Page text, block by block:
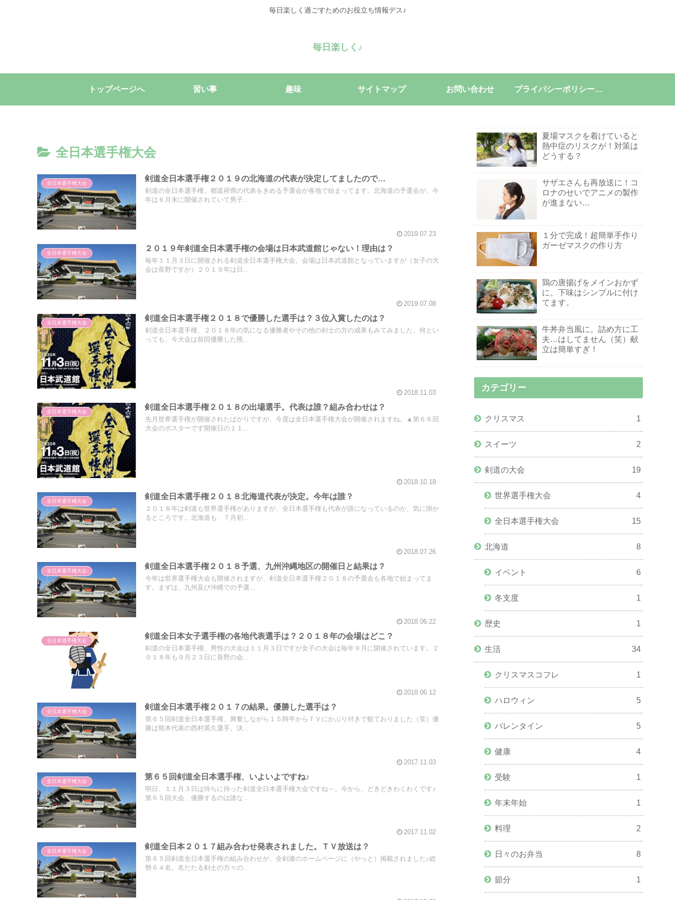
毎日楽しく過ごすためのお役立ち情報デス♪
毎日楽しく♪
トップページへ 習い事 趣味 サイトマップ お問い合わせ プライバシーポリシー及び運営者情報
全日本選手権大会
全日本選手権大会
剣道全日本選手権２０１９の北海道の代表が決定してましたので…
剣道の全日本選手権、都道府県の代表をきめる予選会が各地で始まってます。北海道の予選会が、今
年は６月末に開催されていて男子...
2019.07.23
全日本選手権大会
２０１９年剣道全日本選手権の会場は日本武道館じゃない！理由は？
毎年１１月３日に開催される剣道全日本選手権大会。会場は日本武道館となっていますが（女子の大
会は長野ですが）２０１９年は日...
2019.07.08
全日本選手権大会
剣道全日本選手権２０１８で優勝した選手は？３位入賞したのは？
剣道全日本選手権、２０１８年の気になる優勝者やその他の剣士の方の成果もみてみました。何とい
っても、今大会は前回優勝した熊...
2018.11.03
全日本選手権大会
剣道全日本選手権２０１８の出場選手。代表は誰？組み合わせは？
先月世界選手権が開催されたばかりですが、今度は全日本選手権大会が開催されますね。▲第６６回
大会のポスターです開催日の１１...
2018.10.18
全日本選手権大会
剣道全日本選手権２０１８北海道代表が決定。今年は誰？
２０１８年は剣道も世界選手権がありますが、全日本選手権も代表が誰になっているのか、気に掛か
るところです。北海道も、７月初...
2018.07.26
全日本選手権大会
剣道全日本選手権２０１８予選、九州沖縄地区の開催日と結果は？
今年は世界選手権大会も開催されますが、剣道全日本選手権２０１８の予選会も各地で始まってま
す。まずは、九州及び沖縄での予選...
2018.06.22
全日本選手権大会
剣道全日本女子選手権の各地代表選手は？２０１８年の会場はどこ？
剣道の全日本選手権、男性の大会は１１月３日ですが女子の大会は毎年９月に開催されています。２
０１８年も９月２３日に長野の会...
2018.06.12
全日本選手権大会
剣道全日本選手権２０１７の結果。優勝した選手は？
第６５回剣道全日本選手権、興奮しながら１５時半からＴＶにかぶり付きで観ておりました（笑）優
勝は熊本代表の西村英久選手。決...
2017.11.03
全日本選手権大会
第６５回剣道全日本選手権、いよいよですね♪
明日、１１月３日は待ちに待った剣道全日本選手権大会ですね～。今から、どきどきわくわくです♪
第６５回大会、優勝するのは誰な...
2017.11.02
全日本選手権大会
剣道全日本２０１７組み合わせ発表されました。ＴＶ放送は？
第６５回剣道全日本選手権の組み合わせが、全剣連のホームページに（やっと）掲載されました♪総
勢６４名。名だたる剣士の方々の...
夏場マスクを着けていると
熱中症のリスクが！対策は
どうする？
サザエさんも再放送に！コ
ロナのせいでアニメの製作
が進まない…
１分で完成！超簡単手作り
ガーゼマスクの作り方
鶏の唐揚げをメインおかず
に。下味はシンプルに付け
てます。
牛丼弁当風に。詰め方に工
夫…はしてません（笑）献
立は簡単すぎ！
カテゴリー
クリスマス 1
スイーツ 2
剣道の大会 19
世界選手権大会 4
全日本選手権大会 15
北海道 8
イベント 6
冬支度 1
歴史 1
生活 34
クリスマスコフレ 1
ハロウィン 5
バレンタイン 5
健康 4
受験 1
年末年始 1
料理 2
日々のお弁当 8
節分 1